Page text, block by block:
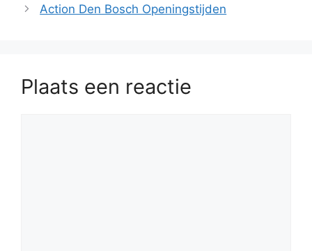
Action Den Bosch Openingstijden
Plaats een reactie